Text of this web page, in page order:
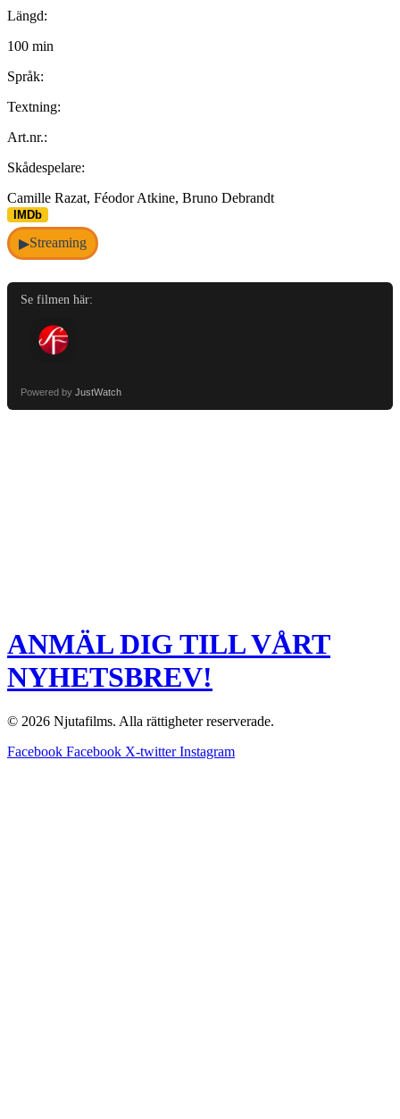
Längd:
100 min
Språk:
Textning:
Art.nr.:
Skådespelare:
Camille Razat, Féodor Atkine, Bruno Debrandt
IMDb
▶Streaming
Se filmen här:
Powered by JustWatch
ANMÄL DIG TILL VÅRT
NYHETSBREV!
© 2026 Njutafilms. Alla rättigheter reserverade.
Facebook Facebook X-twitter Instagram